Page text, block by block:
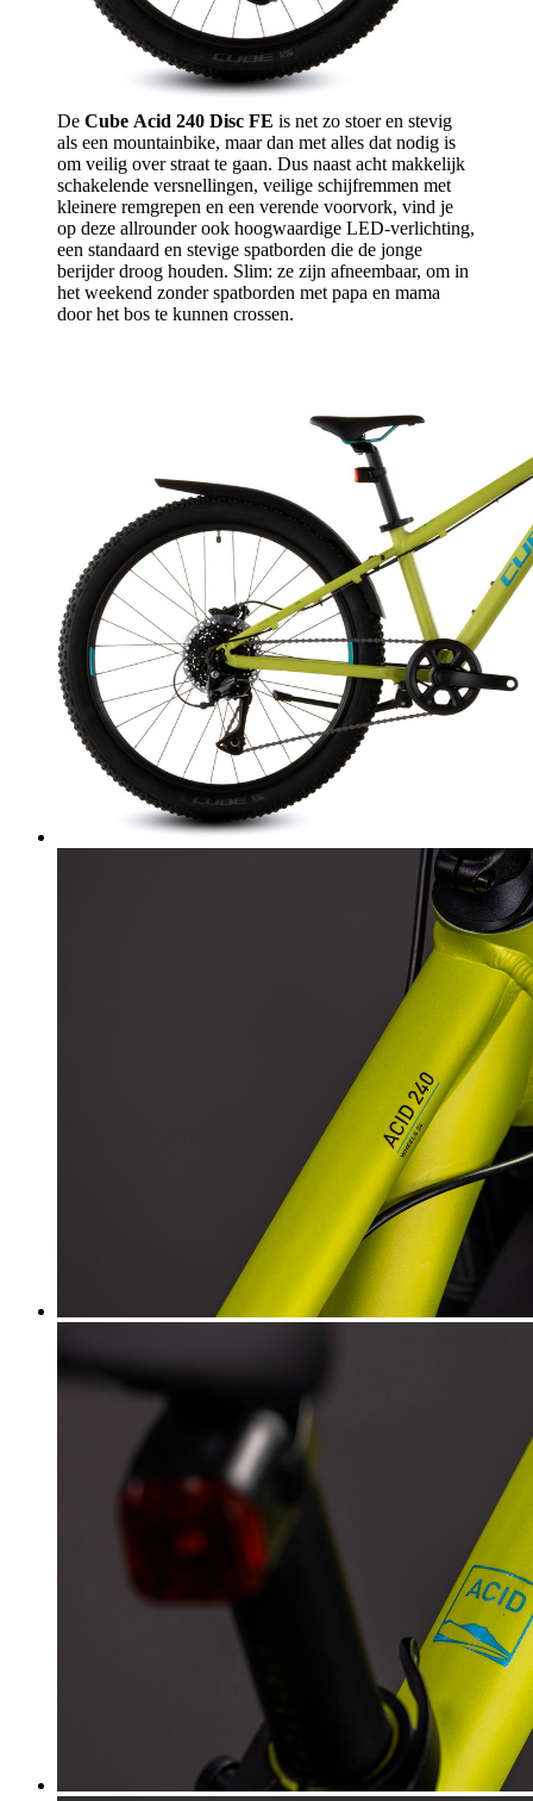
De Cube Acid 240 Disc FE is net zo stoer en stevig
als een mountainbike, maar dan met alles dat nodig is
om veilig over straat te gaan. Dus naast acht makkelijk
schakelende versnellingen, veilige schijfremmen met
kleinere remgrepen en een verende voorvork, vind je
op deze allrounder ook hoogwaardige LED-verlichting,
een standaard en stevige spatborden die de jonge
berijder droog houden. Slim: ze zijn afneembaar, om in
het weekend zonder spatborden met papa en mama
door het bos te kunnen crossen.